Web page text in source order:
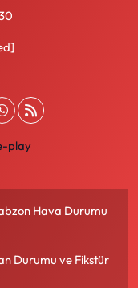
Hava Durumu
Durumu ve Fikstür